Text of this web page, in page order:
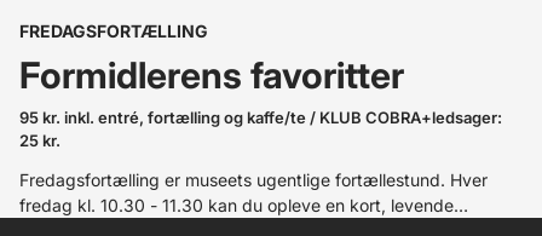
FREDAGSFORTÆLLING
Formidlerens favoritter
95 kr. inkl. entré, fortælling og kaffe/te / KLUB COBRA+ledsager:
25 kr.
Fredagsfortælling er museets ugentlige fortællestund. Hver
fredag kl. 10.30 - 11.30 kan du opleve en kort, levende